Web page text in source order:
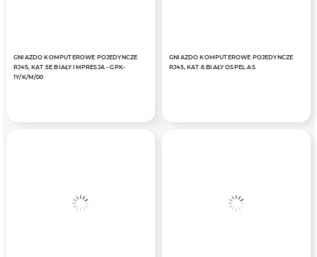
GNIAZDO KOMPUTEROWE POJEDYNCZE
RJ45, KAT.5E BIAŁY IMPRESJA - GPK-
1Y/K/M/00
GNIAZDO KOMPUTEROWE POJEDYNCZE
RJ45, KAT.6 BIAŁY OSPEL AS